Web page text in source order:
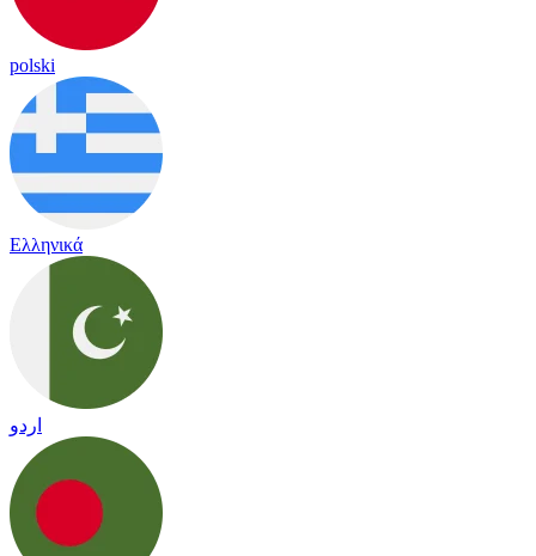
polski
Ελληνικά
اردو